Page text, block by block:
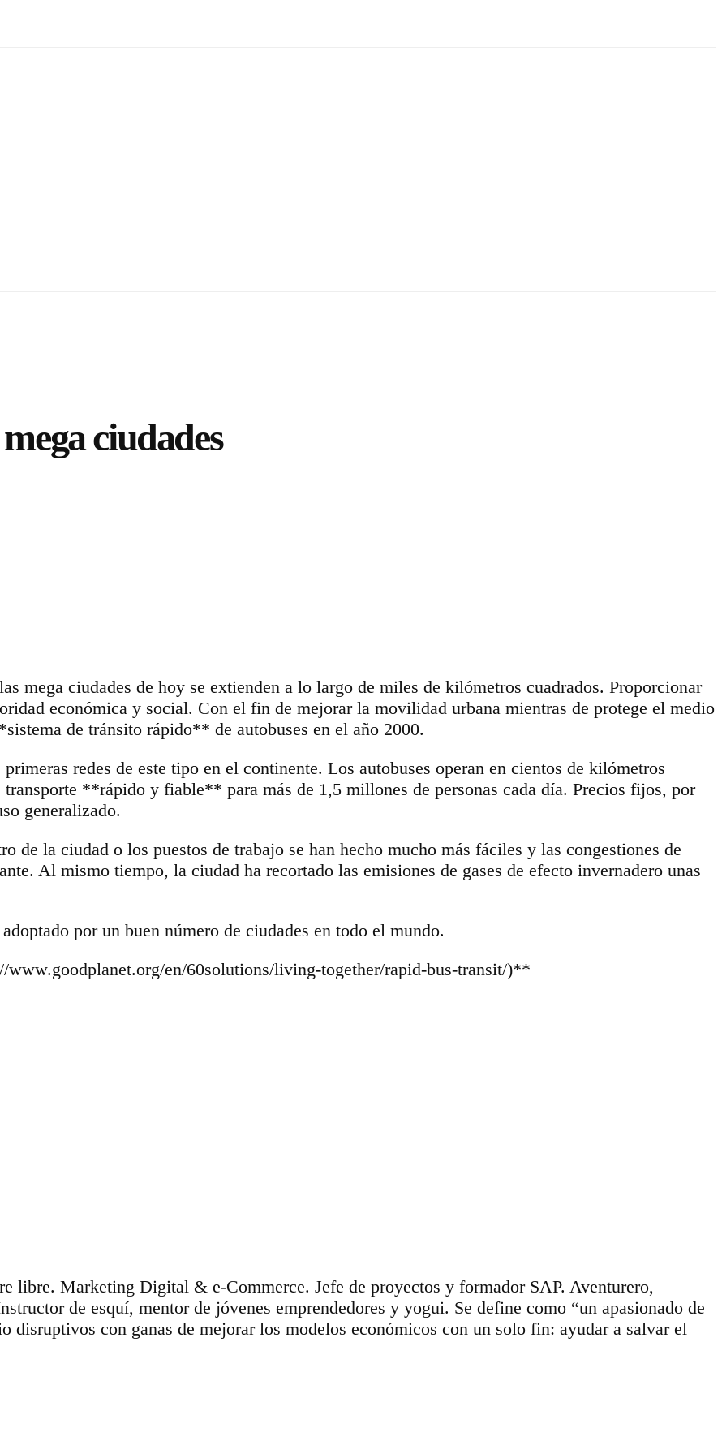
ciudades
mega ciudades de hoy se extienden a lo largo de miles de kilómetros cuadrados. Proporcionar
económica y social. Con el fin de mejorar la movilidad urbana mientras de protege el medio
de tránsito rápido** de autobuses en el año 2000.
redes de este tipo en el continente. Los autobuses operan en cientos de kilómetros
**rápido y fiable** para más de 1,5 millones de personas cada día. Precios fijos, por
generalizado.
de la ciudad o los puestos de trabajo se han hecho mucho más fáciles y las congestiones de
Al mismo tiempo, la ciudad ha recortado las emisiones de gases de efecto invernadero unas
por un buen número de ciudades en todo el mundo.
en/60solutions/living-together/rapid-bus-transit/)**
libre. Marketing Digital & e-Commerce. Jefe de proyectos y formador SAP. Aventurero,
de esquí, mentor de jóvenes emprendedores y yogui. Se define como “un apasionado de
disruptivos con ganas de mejorar los modelos económicos con un solo fin: ayudar a salvar el